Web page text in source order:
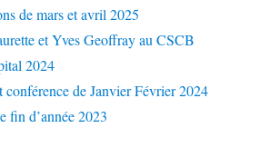
de mars et avril 2025
et Yves Geoffray au CSCB
2024
conférence de Janvier Février 2024
fin d’année 2023